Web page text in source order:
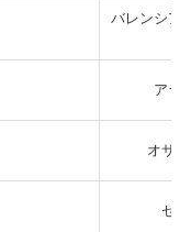
バレンシア
アラ
オサ
セ